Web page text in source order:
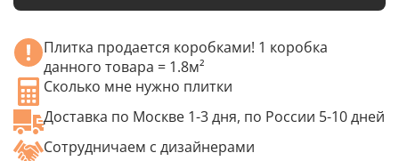
Плитка продается коробками! 1 коробка
данного товара = 1.8м²
Сколько мне нужно плитки
Доставка по Москве 1-3 дня, по России 5-10 дней
Сотрудничаем с дизайнерами